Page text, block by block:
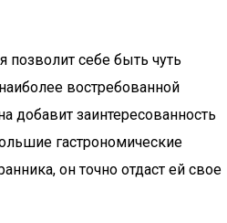
себе быть чуть
востребованной
добавит заинтересованность
гастрономические
он точно отдаст ей свое